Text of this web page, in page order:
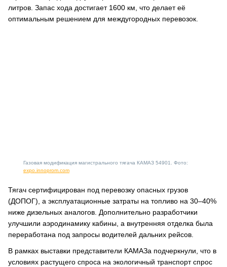
литров. Запас хода достигает 1600 км, что делает её
оптимальным решением для междугородных перевозок.
Газовая модификация магистрального тягача КАМАЗ 54901. Фото:
expo.innoprom.com
Тягач сертифицирован под перевозку опасных грузов
(ДОПОГ), а эксплуатационные затраты на топливо на 30–40%
ниже дизельных аналогов. Дополнительно разработчики
улучшили аэродинамику кабины, а внутренняя отделка была
переработана под запросы водителей дальних рейсов.
В рамках выставки представители КАМАЗа подчеркнули, что в
условиях растущего спроса на экологичный транспорт спрос